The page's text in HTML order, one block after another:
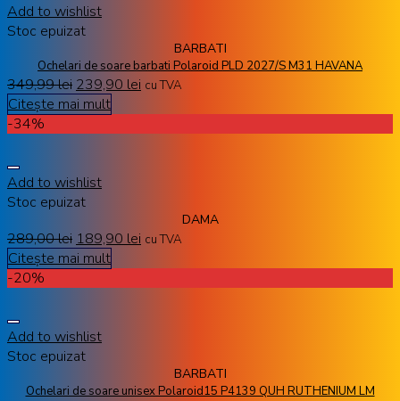
Add to wishlist
Stoc epuizat
BARBATI
Ochelari de soare barbati Polaroid PLD 2027/S M31 HAVANA
349,99lei 239,90 lei cu TVA
Citește mai mult
-34%
Add to wishlist
Stoc epuizat
DAMA
289,00lei 189,90 lei cu TVA
Citește mai mult
-20%
Add to wishlist
Stoc epuizat
BARBATI
Ochelari de soare unisex Polaroid15 P4139 QUH RUTHENIUM LM